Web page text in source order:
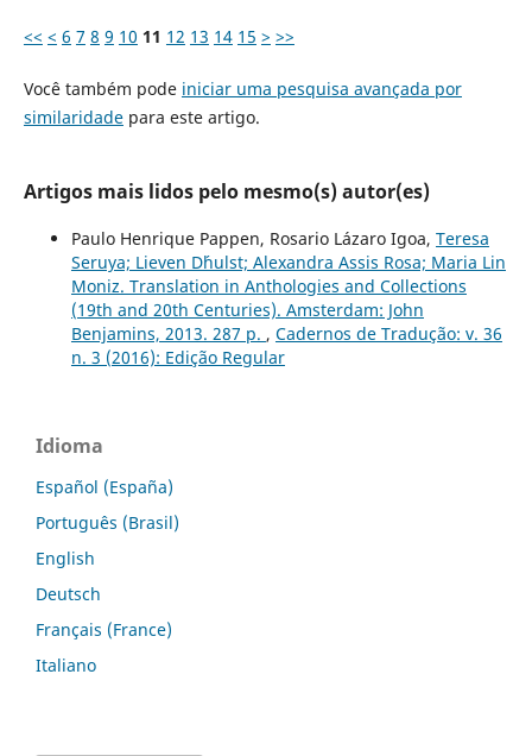
<< < 6 7 8 9 10 11 12 13 14 15 > >>
Você também pode iniciar uma pesquisa avançada por
similaridadepara este artigo.
Artigos mais lidos pelo mesmo(s) autor(es)
Paulo Henrique Pappen, Rosario Lázaro Igoa, Teresa
Seruya; Lieven D´hulst; Alexandra Assis Rosa; Maria Lin
Moniz. Translation in Anthologies and Collections
(19th and 20th Centuries). Amsterdam: John
Benjamins, 2013. 287 p. , Cadernos de Tradução: v. 36
n. 3 (2016): Edição Regular
Idioma
Español (España)
Português (Brasil)
English
Deutsch
Français (France)
Italiano